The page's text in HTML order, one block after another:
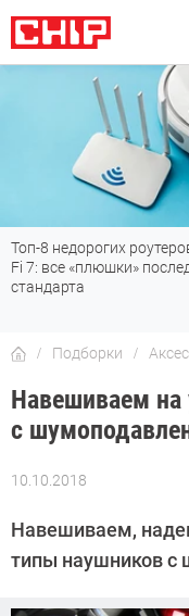
Топ-8 недорогих
Fi 7: все «плюшки»
стандарта
Подборки
Навешиваем
с
10.10.2018
Автор:
Касьянова
Навешиваем,
типы наушников с